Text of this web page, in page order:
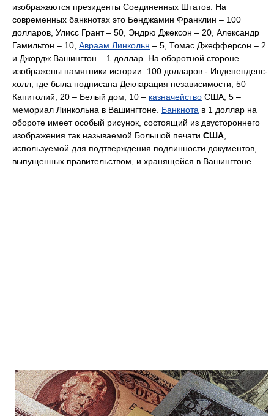
изображаются президенты Соединенных Штатов. На
современных банкнотах это Бенджамин Франклин – 100
долларов, Улисс Грант – 50, Эндрю Джексон – 20, Александр
Гамильтон – 10, Авраам Линкольн – 5, Томас Джефферсон – 2
и Джордж Вашингтон – 1 доллар. На оборотной стороне
изображены памятники истории: 100 долларов - Индепенденс-
холл, где была подписана Декларация независимости, 50 –
Капитолий, 20 – Белый дом, 10 – казначейство США, 5 –
мемориал Линкольна в Вашингтоне. Банкнота в 1 доллар на
обороте имеет особый рисунок, состоящий из двустороннего
изображения так называемой Большой печати США,
используемой для подтверждения подлинности документов,
выпущенных правительством, и хранящейся в Вашингтоне.